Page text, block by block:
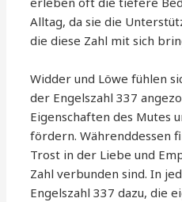
Alltag, da sie die
die diese Zahl mit sich
Widder und Löwe fühlen
der Engelszahl 337
Eigenschaften des Mutes
fördern. Währenddessen
Trost in der Liebe und
Zahl verbunden sind. In
Engelszahl 337 dazu, die